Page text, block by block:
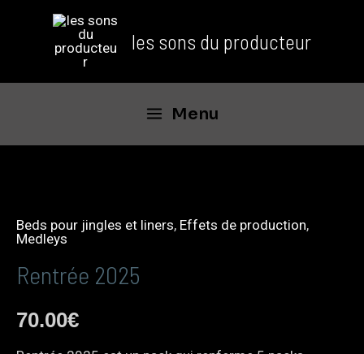
les sons du producteur
Menu
Beds pour jingles et liners, Effets de production,
Medleys
Rentrée 2025
70.00€